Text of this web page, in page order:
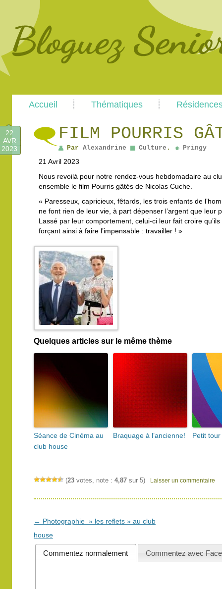
menuAccueil Thématiques
FILM POURRIS
22
AVR
2023
Par Alexandrine Culture . Pringy
21 Avril 2023
Nous revoilà pour notre rendez-vous hebdomadaire au
ensemble le film Pourris gâtés de Nicolas Cuche.
« Paresseux, capricieux, fêtards, les trois enfants de
ne font rien de leur vie, à part dépenser l’argent que leur
Lassé par leur comportement, celui-ci leur fait croire
forçant ainsi à faire l’impensable : travailler ! »
Quelques articles sur le même thème
Séance de Cinéma au
club house
Braquage à l’ancienne! Petit
(23 votes, note : 4,87 sur 5) Laisser un commentaire
Navigation
des
articles
← Photographie » les reflets » au club
house
Commentez normalement Commentez avec